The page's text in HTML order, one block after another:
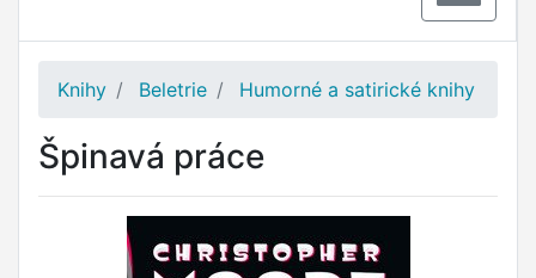
Knihy Beletrie Humorné a satirické knihy
Špinavá práce